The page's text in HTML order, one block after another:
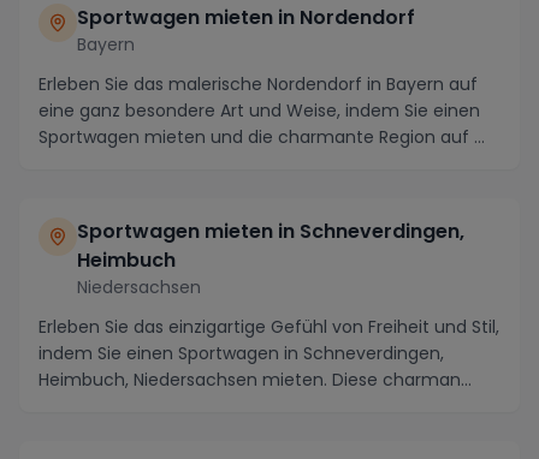
Sportwagen mieten in Nordendorf
Bayern
Erleben Sie das malerische Nordendorf in Bayern auf
eine ganz besondere Art und Weise, indem Sie einen
Sportwagen mieten und die charmante Region auf ...
Sportwagen mieten in Schneverdingen,
Heimbuch
Niedersachsen
Erleben Sie das einzigartige Gefühl von Freiheit und Stil,
indem Sie einen Sportwagen in Schneverdingen,
Heimbuch, Niedersachsen mieten. Diese charman...